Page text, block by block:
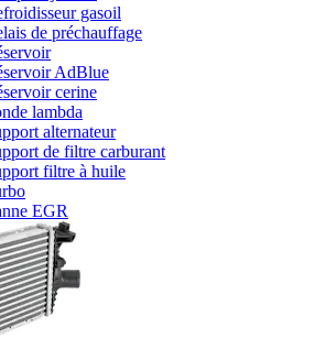
gasoil
de préchauffage
AdBlue
cerine
lambda
alternateur
de filtre carburant
filtre à huile
EGR